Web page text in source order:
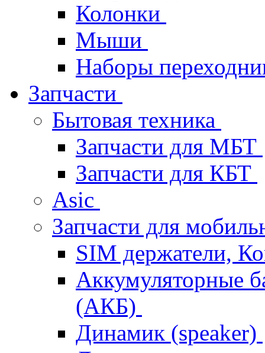
Колонки
Мыши
Наборы
Запчасти
Бытовая техника
Запчасти для МБТ
Запчасти для КБТ
Asic
Запчасти для
SIM держатели,
Аккумуляторные
(АКБ)
Динамик (speaker)